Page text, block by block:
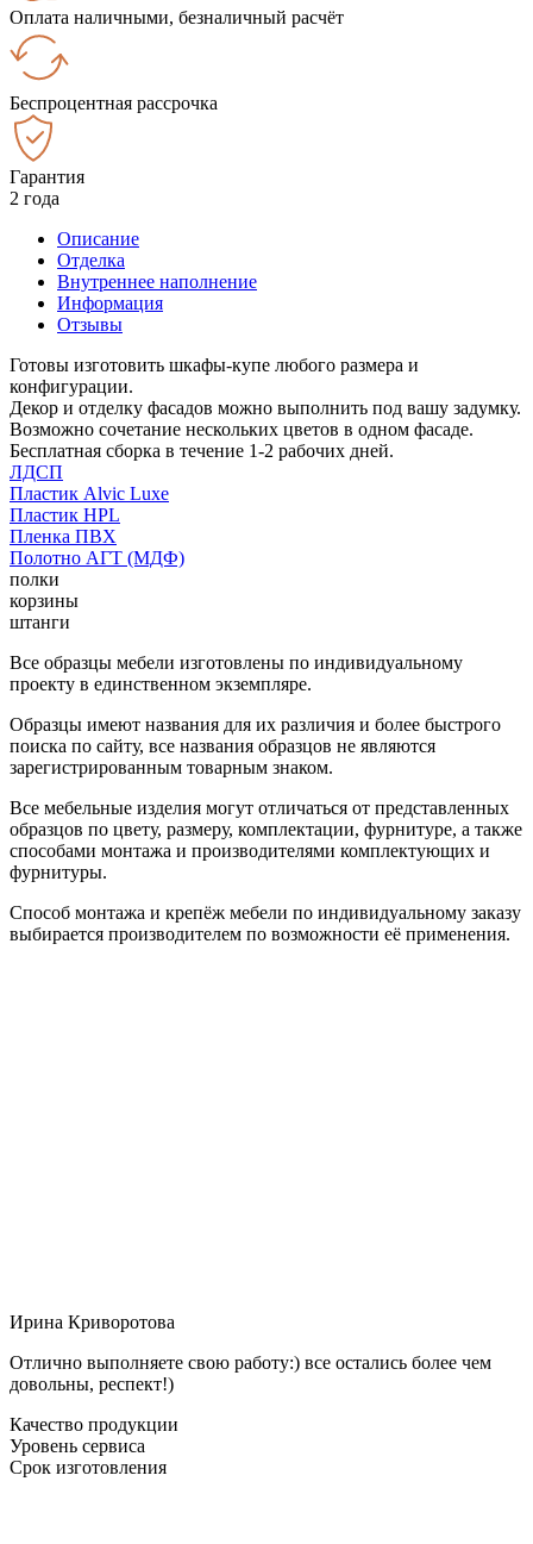
Оплата наличными, безналичный расчёт
Беспроцентная рассрочка
Гарантия
2 года
Описание
Отделка
Внутреннее наполнение
Информация
Отзывы
Готовы изготовить шкафы-купе любого размера и
конфигурации.
Декор и отделку фасадов можно выполнить под вашу задумку.
Возможно сочетание нескольких цветов в одном фасаде.
Бесплатная сборка в течение 1-2 рабочих дней.
ЛДСП
Пластик Alvic Luxe
Пластик HPL
Пленка ПВХ
Полотно АГТ (МДФ)
полки
корзины
штанги
Все образцы мебели изготовлены по индивидуальному
проекту в единственном экземпляре.
Образцы имеют названия для их различия и более быстрого
поиска по сайту, все названия образцов не являются
зарегистрированным товарным знаком.
Все мебельные изделия могут отличаться от представленных
образцов по цвету, размеру, комплектации, фурнитуре, а также
способами монтажа и производителями комплектующих и
фурнитуры.
Способ монтажа и крепёж мебели по индивидуальному заказу
выбирается производителем по возможности её применения.
Ирина Криворотова
Отлично выполняете свою работу:) все остались более чем
довольны, респект!)
Качество продукции
Уровень сервиса
Срок изготовления